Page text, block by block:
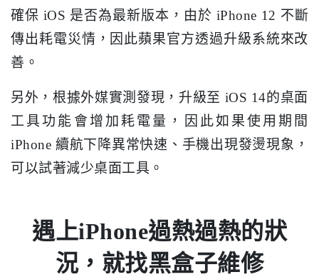
確保 iOS 是否為最新版本，由於 iPhone 12 不斷
傳出耗電災情，因此蘋果官方透過升級系統來改
善。
另外，根據外媒實測發現，升級至 iOS 14的桌面
工具功能會增加耗電量，因此如果使用期間
iPhone 續航下降異常快速、手機出現發燙現象，
可以試著減少桌面工具。
遇上iPhone過熱過熱的狀
況，就找黑盒子維修